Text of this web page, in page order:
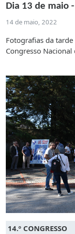
Dia 13 de maio
14 de maio, 2022
Fotografias da
Congresso Nacional
14.º CONGRESSO